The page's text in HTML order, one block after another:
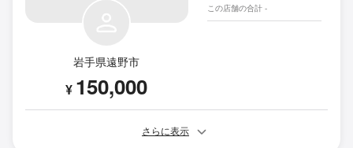
岩手県遠野市
¥ 150,000
この店舗の合計 -
さらに表示